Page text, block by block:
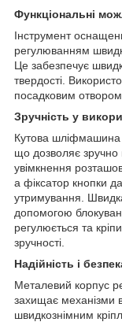
Функціональні
Інструмент
регулюванням
Це забезпечує
твердості.
посадковим
Зручність у
Кутова шліфмашина
що дозволяє
увімкнення
а фіксатор кнопки
утримування.
допомогою
регулюється та
зручності.
Надійність і
Металевий корпус
захищає механізми
швидкознімним